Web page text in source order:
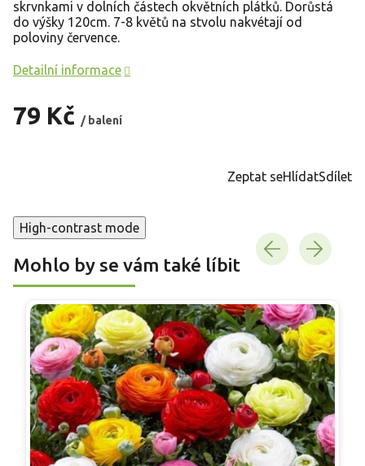
79 Kč / balení
skrvnkami v dolních částech okvětních plátků. Dorůstá
do výšky 120cm. 7-8 květů na stvolu nakvétají od
poloviny července.
Detailní informace
Zeptat seHlídatSdílet
High-contrast mode
Mohlo by se vám také líbit